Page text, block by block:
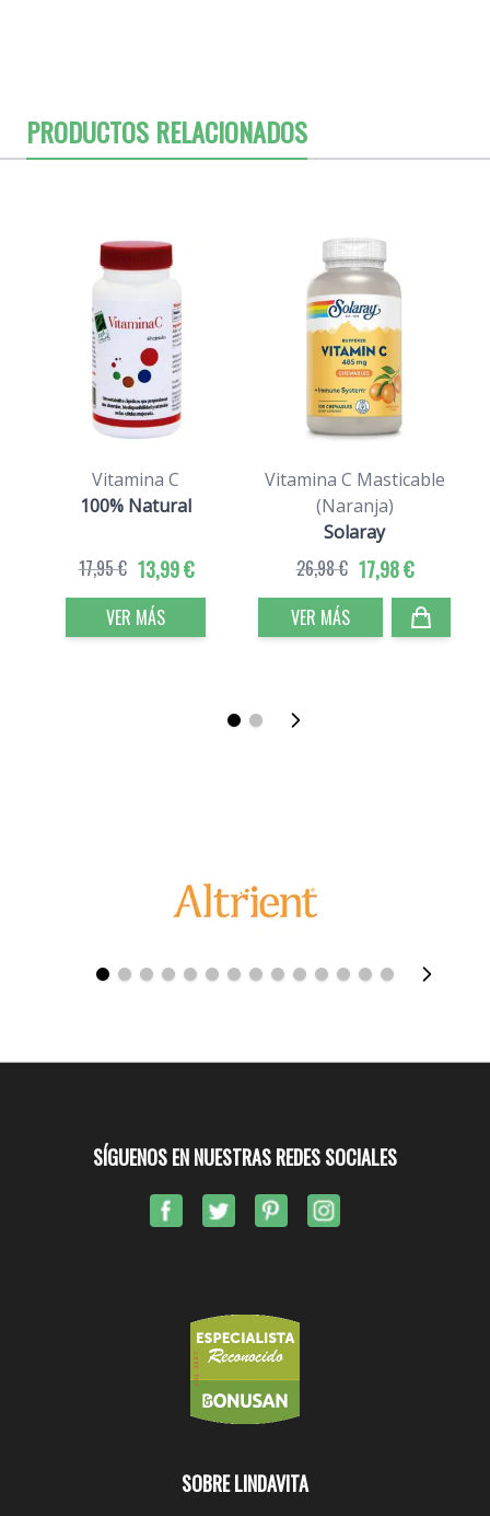
PRODUCTOS RELACIONADOS
Vitamina C
100% Natural
13,99 €
17,95 €
VER MÁS
Vitamina C Masticable
(Naranja)
Solaray
17,98 €
26,98 €
VER MÁS
SOBRE LINDAVITA
SÍGUENOS EN NUESTRAS REDES SOCIALES